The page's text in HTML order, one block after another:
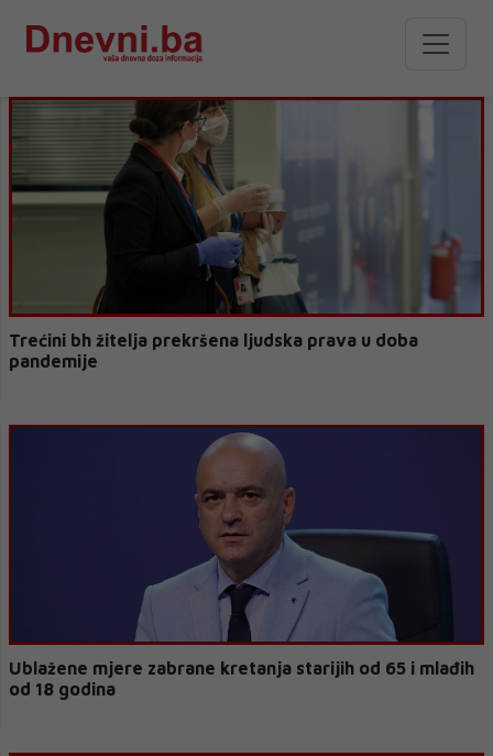
Trećini bh žitelja prekršena ljudska prava u doba
pandemije
Ublažene mjere zabrane kretanja starijih od 65 i mlađih
od 18 godina